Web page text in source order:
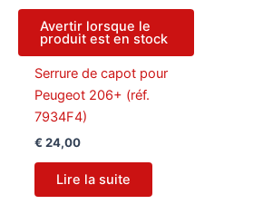
Avertir lorsque le
produit est en stock
Serrure de capot pour
Peugeot 206+ (réf.
7934F4)
€ 24,00
Lire la suite